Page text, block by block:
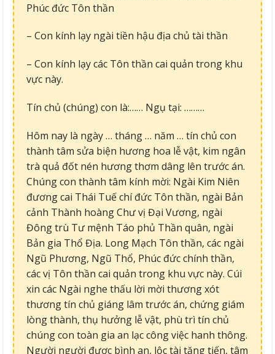
Phúc đức Tôn thần
– Con kính lạy ngài tiền hậu địa chủ tài thần
– Con kính lạy các Tôn thần cai quản trong khu
vực này.
Tín chủ (chúng) con là:…… Ngụ tại: ………
Hôm nay là ngày … tháng … năm … tín chủ con
thành tâm sửa biện hương hoa lễ vật, kim ngân
trà quả đốt nén hương thơm dâng lên trước án.
Chúng con thành tâm kính mời: Ngài Kim Niên
đương cai Thái Tuế chí đức Tôn thần, ngài Bản
cảnh Thành hoàng Chư vị Đại Vương, ngài
Đông trù Tư mệnh Táo phủ Thần quân, ngài
Bản gia Thổ Địa. Long Mạch Tôn thần, các ngài
Ngũ Phương, Ngũ Thổ, Phúc đức chính thần,
các vị Tôn thần cai quản trong khu vực này. Cúi
xin các Ngài nghe thấu lời mời thương xót
thương tín chủ giáng lâm trước án, chứng giám
lòng thành, thụ hưởng lễ vật, phù trì tín chủ
chúng con toàn gia an lạc công việc hanh thông.
Người người được bình an, lộc tài tăng tiến, tâm